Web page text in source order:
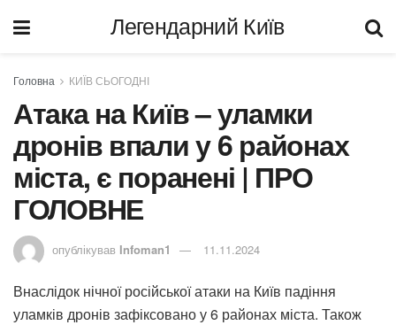
Легендарний Київ
Головна КИЇВ СЬОГОДНІ
Атака на Київ – уламки
дронів впали у 6 районах
міста, є поранені | ПРО
ГОЛОВНЕ
опублікував Infoman1 11.11.2024
Внаслідок нічної російської атаки на Київ падіння
уламків дронів зафіксовано у 6 районах міста. Також